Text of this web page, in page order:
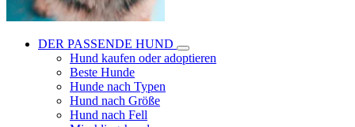
DER PASSENDE HUND
Hund kaufen oder adoptieren
Beste Hunde
Hunde nach Typen
Hund nach Größe
Hund nach Fell